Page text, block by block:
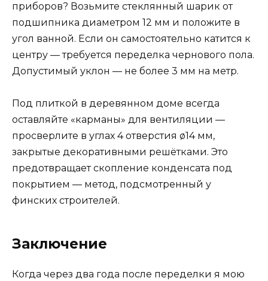
приборов? Возьмите стеклянный шарик от
подшипника диаметром 12 мм и положите в
угол ванной. Если он самостоятельно катится к
центру — требуется переделка чернового пола.
Допустимый уклон — не более 3 мм на метр.
Под плиткой в деревянном доме всегда
оставляйте «карманы» для вентиляции —
просверлите в углах 4 отверстия ø14 мм,
закрытые декоративными решётками. Это
предотвращает скопление конденсата под
покрытием — метод, подсмотренный у
финских строителей.
Заключение
Когда через два года после переделки я мою